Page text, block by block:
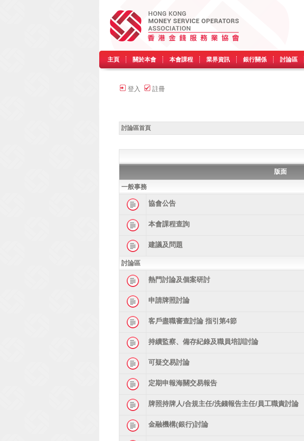
主頁 關於本會 本會課程 業界資訊 銀行關係 討論區
登入 註冊
討論區首頁
版面
一般事務
協會公告
本會課程查詢
建議及問題
討論區
熱門討論及個案研討
申請牌照討論
客戶盡職審查討論 指引第4節
持續監察、備存紀錄及職員培訓討論
可疑交易討論
定期申報海關交易報告
牌照持牌人/合規主任/洗錢報告主任/員工職責討論
金融機構(銀行)討論